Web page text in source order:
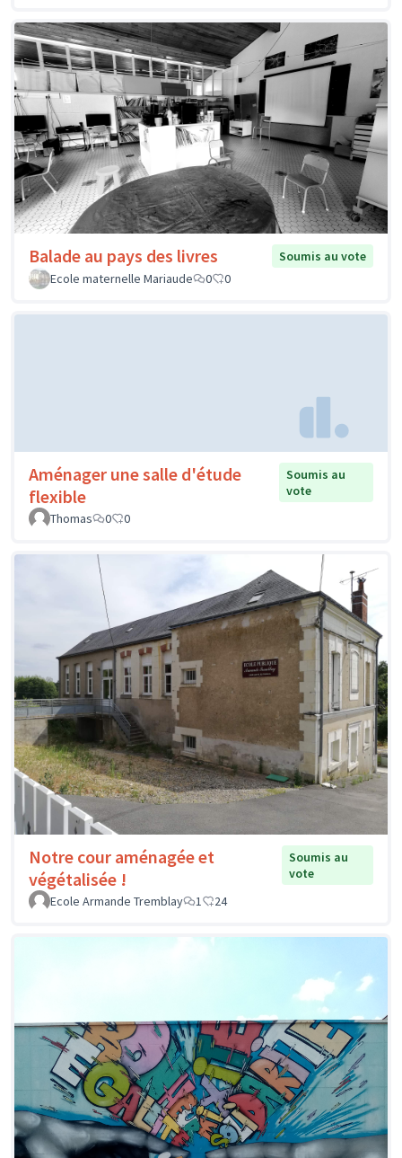
Balade au pays des livres
Soumis au vote
Ecole maternelle Mariaude
0 0
Aménager une salle d'étude
flexible
Soumis au
vote
Thomas
0 0
Notre cour aménagée et
végétalisée !
Soumis au
vote
Ecole Armande Tremblay
1 24